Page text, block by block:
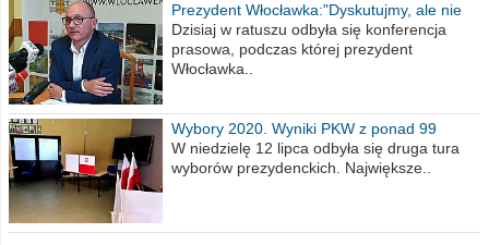
Prezydent Włocławka:"Dyskutujmy, ale nie
obrażajmy się”
Dzisiaj w ratuszu odbyła się konferencja
prasowa, podczas której prezydent
Włocławka..
Wybory 2020. Wyniki PKW z ponad 99
procent obwodów
W niedzielę 12 lipca odbyła się druga tura
wyborów prezydenckich. Największe..